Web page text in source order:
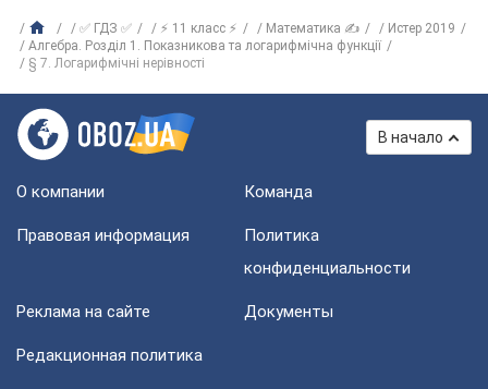
✅ ГДЗ ✅ ⚡ 11 класс ⚡ Математика ✍
Истер 2019
Алгебра. Розділ 1. Показникова та логарифмічна функції
§ 7. Логарифмічні нерівності
В начало
О компании Команда
Правовая информация
Политика
конфиденциальности
Реклама на сайте Документы
Редакционная политика